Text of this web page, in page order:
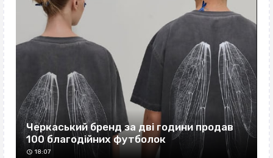
Черкаський бренд за дві години продав
100 благодійних футболок
18:07